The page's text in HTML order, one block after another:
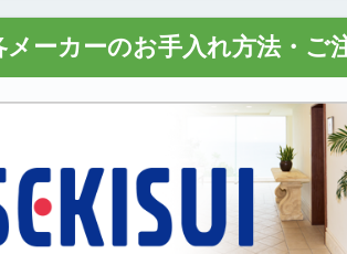
メーカーのお手入れ方法・ご